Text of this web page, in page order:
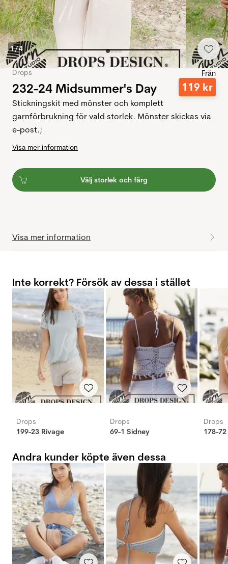
1/4
Drops
232-24 Midsummer's Day
Från
119 kr
Stickningskit med mönster och komplett
garnförbrukning för vald storlek. Mönster skickas via
e-post.;
Visa mer information
Välj storlek och färg
Visa mer information
Inte korrekt? Försök av dessa i stället
Drops
199-23 Rivage
Drops
69-1 Sidney
Drops
178-
Andra kunder köpte även dessa